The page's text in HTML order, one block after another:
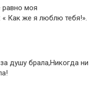
равно моя
« Как же я люблю тебя!».
душу брала,Никогда ни